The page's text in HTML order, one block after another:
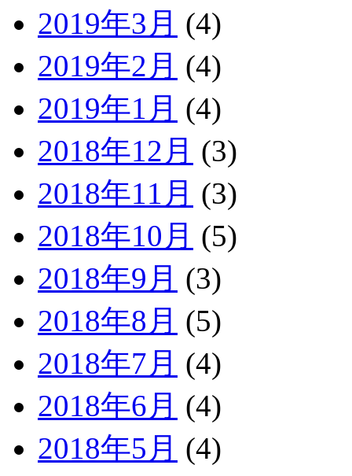
2019年3月 (4)
2019年2月 (4)
2019年1月 (4)
2018年12月 (3)
2018年11月 (3)
2018年10月 (5)
2018年9月 (3)
2018年8月 (5)
2018年7月 (4)
2018年6月 (4)
2018年5月 (4)